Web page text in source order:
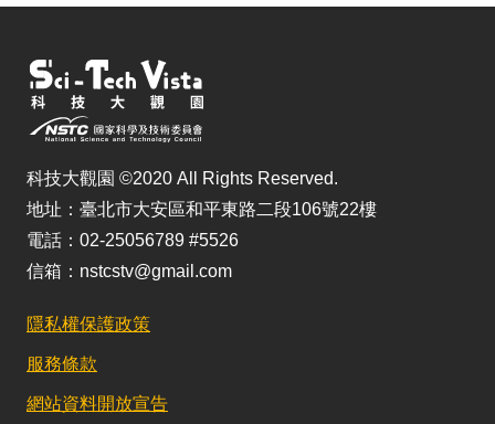
科技大觀園 ©2020 All Rights Reserved.
地址：臺北市大安區和平東路二段106號22樓
電話：02-25056789 #5526
信箱：nstcstv@gmail.com
隱私權保護政策
服務條款
網站資料開放宣告